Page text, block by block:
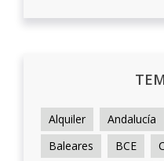
Alquiler Andalucía
Baleares
BCE